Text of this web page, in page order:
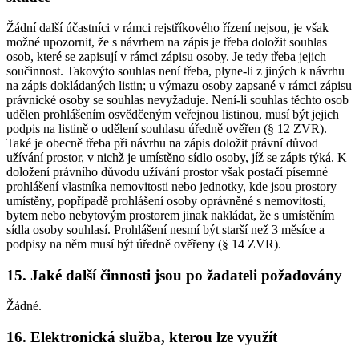
Žádní další účastníci v rámci rejstříkového řízení nejsou, je však
možné upozornit, že s návrhem na zápis je třeba doložit souhlas
osob, které se zapisují v rámci zápisu osoby. Je tedy třeba jejich
součinnost. Takovýto souhlas není třeba, plyne-li z jiných k návrhu
na zápis dokládaných listin; u výmazu osoby zapsané v rámci zápisu
právnické osoby se souhlas nevyžaduje. Není-li souhlas těchto osob
udělen prohlášením osvědčeným veřejnou listinou, musí být jejich
podpis na listině o udělení souhlasu úředně ověřen (§ 12 ZVR).
Také je obecně třeba při návrhu na zápis doložit právní důvod
užívání prostor, v nichž je umístěno sídlo osoby, jíž se zápis týká. K
doložení právního důvodu užívání prostor však postačí písemné
prohlášení vlastníka nemovitosti nebo jednotky, kde jsou prostory
umístěny, popřípadě prohlášení osoby oprávněné s nemovitostí,
bytem nebo nebytovým prostorem jinak nakládat, že s umístěním
sídla osoby souhlasí. Prohlášení nesmí být starší než 3 měsíce a
podpisy na něm musí být úředně ověřeny (§ 14 ZVR).
15. Jaké další činnosti jsou po žadateli požadovány
Žádné.
16. Elektronická služba, kterou lze využít